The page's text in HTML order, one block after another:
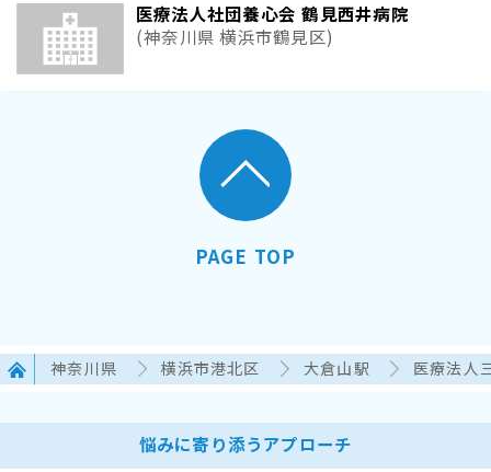
医療法人社団養心会 鶴見西井病院
(神奈川県 横浜市鶴見区)
PAGE TOP
神奈川県 横浜市港北区 大倉山駅 医療法人
悩みに寄り添うアプローチ